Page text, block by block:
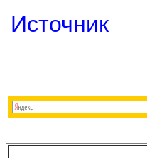
Источник